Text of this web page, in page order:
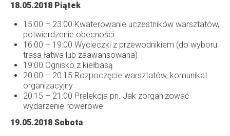
18.05.2018 Piątek
15:00 – 23:00 Kwaterowanie uczestników warsztatów,
potwierdzenie obecności
16:00 – 19:00 Wycieczki z przewodnikiem (do wyboru
trasa łatwa lub zaawansowana)
19:00 Ognisko z kiełbasą
20:00 – 20:15 Rozpoczęcie warsztatów, komunikat
organizacyjny
20:15 – 21:00 Prelekcja pn. Jak zorganizować
wydarzenie rowerowe
19.05.2018 Sobota